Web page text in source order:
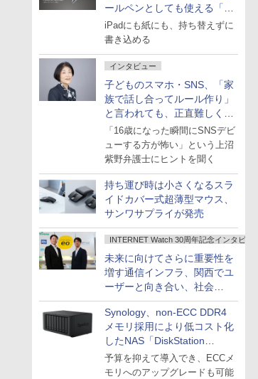
ールペンとしても使える「ス
タイラスツーウェイ」発売
iPadにも紙にも、持ち替えずに
書き込める
インタビュー
子どものスマホ・SNS、「家
族で話し合ってルール作り」
と言われても、正直難しくな
いですか？
「16歳になった瞬間にSNSデビ
ューする方が怖い」という上沼
紫野弁護士にヒントを聞く
持ち運び時は小さくなるスラ
イドカバー式超薄型マウス、
サンワサプライが発売
INTERNET Watch 30周年記念インタビュー
未来に向けてさらに重要性を
増す通信インフラ、関西でユ
ーザーと向き合い、社会
の“あたらしい”を起動し続け
る～オプテージ
Synology、non-ECC DDR4
メモリ採用により低コスト化
したNAS「DiskStation
neo+」シリーズ
予算を抑えて導入でき、ECCメ
モリへのアップグレードも可能